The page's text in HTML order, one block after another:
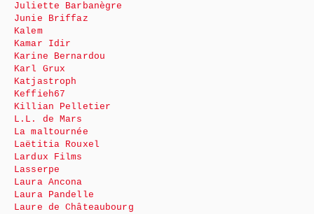
Juliette Barbanègre
Junie Briffaz
Kalem
Kamar Idir
Karine Bernardou
Karl Grux
Katjastroph
Keffieh67
Killian Pelletier
L.L. de Mars
La maltournée
Laëtitia Rouxel
Lardux Films
Lasserpe
Laura Ancona
Laura Pandelle
Laure de Châteaubourg